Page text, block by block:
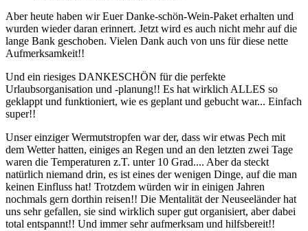
Aber heute haben wir Euer Danke-schön-Wein-Paket erhalten und
wurden wieder daran erinnert. Jetzt wird es auch nicht mehr auf die
lange Bank geschoben. Vielen Dank auch von uns für diese nette
Aufmerksamkeit!!
Und ein riesiges DANKESCHÖN für die perfekte
Urlaubsorganisation und -planung!! Es hat wirklich ALLES so
geklappt und funktioniert, wie es geplant und gebucht war... Einfach
super!!
Unser einziger Wermutstropfen war der, dass wir etwas Pech mit
dem Wetter hatten, einiges an Regen und an den letzten zwei Tage
waren die Temperaturen z.T. unter 10 Grad.... Aber da steckt
natürlich niemand drin, es ist eines der wenigen Dinge, auf die man
keinen Einfluss hat! Trotzdem würden wir in einigen Jahren
nochmals gern dorthin reisen!! Die Mentalität der Neuseeländer hat
uns sehr gefallen, sie sind wirklich super gut organisiert, aber dabei
total entspannt!! Und immer sehr aufmerksam und hilfsbereit!!